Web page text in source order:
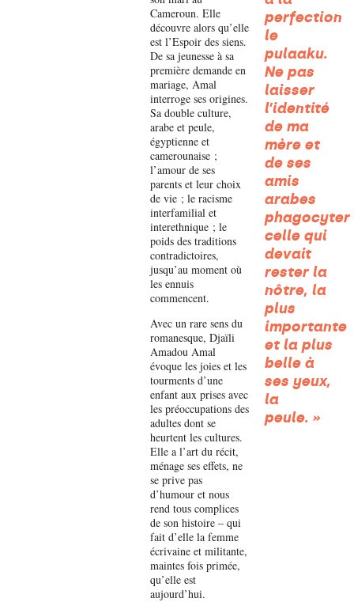
Cameroun. Elle
découvre alors qu’elle
est l’Espoir des siens.
De sa jeunesse à sa
première demande en
mariage, Amal
interroge ses origines.
Sa double culture,
arabe et peule,
égyptienne et
camerounaise ;
l’amour de ses
parents et leur choix
de vie ; le racisme
interfamilial et
interethnique ; le
poids des traditions
contradictoires,
jusqu’au moment où
les ennuis
commencent.
Avec un rare sens du
romanesque, Djaïli
Amadou Amal
évoque les joies et les
tourments d’une
enfant aux prises avec
les préoccupations des
adultes dont se
heurtent les cultures.
Elle a l’art du récit,
ménage ses effets, ne
se prive pas
d’humour et nous
rend tous complices
de son histoire – qui
fait d’elle la femme
écrivaine et militante,
maintes fois primée,
qu’elle est
aujourd’hui.
perfection
le
pulaaku.
Ne pas
laisser
l’identité
de ma
mère et
de ses
amis
arabes
phagocyter
celle qui
devait
rester la
nôtre, la
plus
importante
et la plus
belle à
ses yeux,
la
peule. »